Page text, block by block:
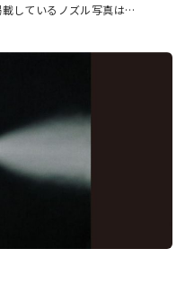
しているノズル写真は…